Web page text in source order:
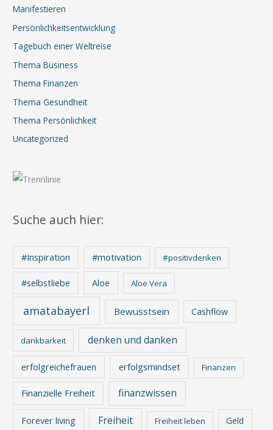
Manifestieren
Persönlichkeitsentwicklung
Tagebuch einer Weltreise
Thema Business
Thema Finanzen
Thema Gesundheit
Thema Persönlichkeit
Uncategorized
Suche auch hier:
#Inspiration #motivation #positivdenken
#selbstliebe Aloe Aloe Vera
amatabayerl Bewusstsein Cashflow
dankbarkeit denken und danken
erfolgreichefrauen erfolgsmindset Finanzen
Finanzielle Freiheit finanzwissen
Forever living Freiheit Freiheit leben Geld